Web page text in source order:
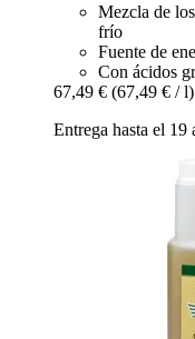
Mezcla de
frío
Fuente de
Con ácidos
67,49 € (67,49 € / l)
Entrega hasta el 19